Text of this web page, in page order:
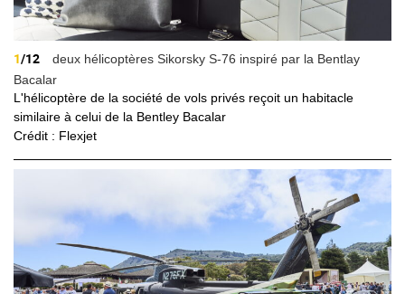
1/12
deux hélicoptères Sikorsky S-76 inspiré par la Bentlay
Bacalar
L'hélicoptère de la société de vols privés reçoit un habitacle
similaire à celui de la Bentley Bacalar
Crédit : Flexjet